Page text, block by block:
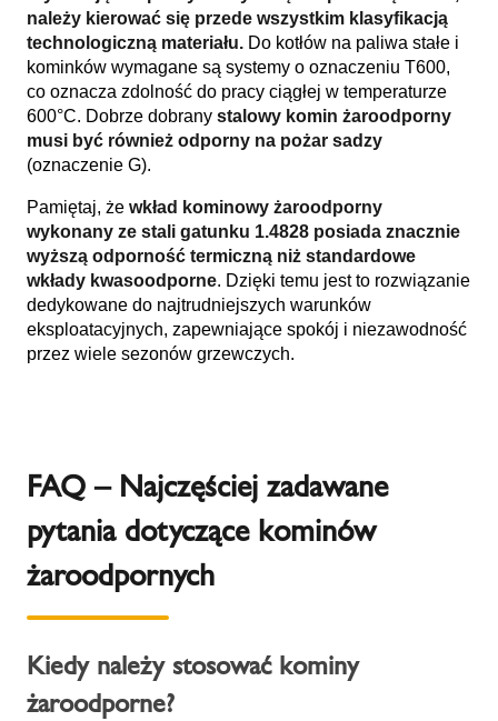
należy kierować się przede wszystkim klasyfikacją
technologiczną materiału. Do kotłów na paliwa stałe i
kominków wymagane są systemy o oznaczeniu T600,
co oznacza zdolność do pracy ciągłej w temperaturze
600°C. Dobrze dobrany stalowy komin żaroodporny
musi być również odporny na pożar sadzy
(oznaczenie G).
Pamiętaj, że wkład kominowy żaroodporny
wykonany ze stali gatunku 1.4828 posiada znacznie
wyższą odporność termiczną niż standardowe
wkłady kwasoodporne. Dzięki temu jest to rozwiązanie
dedykowane do najtrudniejszych warunków
eksploatacyjnych, zapewniające spokój i niezawodność
przez wiele sezonów grzewczych.
FAQ – Najczęściej zadawane
pytania dotyczące kominów
żaroodpornych
Kiedy należy stosować kominy
żaroodporne?